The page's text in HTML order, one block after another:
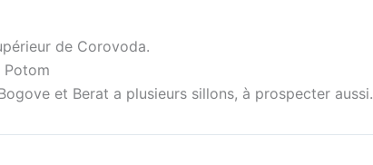
de Corovoda.
Potom
et Berat a plusieurs sillons, à prospecter aussi.